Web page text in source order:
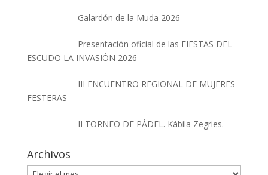
Galardón de la Muda 2026
Presentación oficial de las FIESTAS DEL
ESCUDO LA INVASIÓN 2026
III ENCUENTRO REGIONAL DE MUJERES
FESTERAS
II TORNEO DE PÁDEL. Kábila Zegries.
Archivos
Archivos